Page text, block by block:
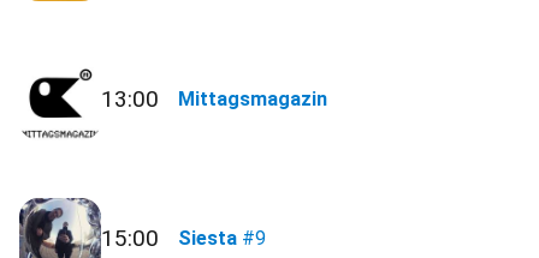
13:00 Mittagsmagazin
15:00 Siesta #9